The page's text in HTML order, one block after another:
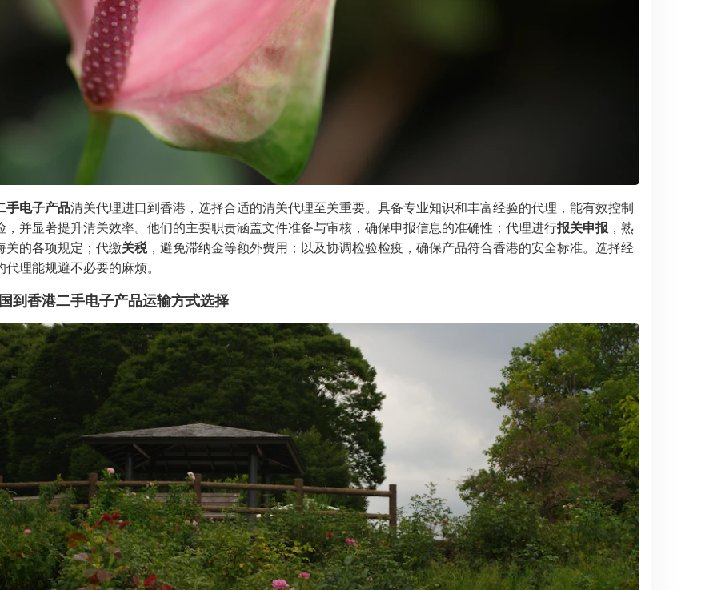
手电子产品清关代理进口到香港，选择合适的清关代理至关重要。具备专业知识和丰富经验的代理，能有效控制
，并显著提升清关效率。他们的主要职责涵盖文件准备与审核，确保申报信息的准确性；代理进行报关申报 ，熟
关的各项规定；代缴关税，避免滞纳金等额外费用；以及协调检验检疫，确保产品符合香港的安全标准。选择经
代理能规避不必要的麻烦。
到香港二手电子产品运输方式选择